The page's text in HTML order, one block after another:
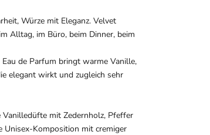
Würze mit Eleganz. Velvet
Alltag, im Büro, beim Dinner, beim
de Parfum bringt warme Vanille,
elegant wirkt und zugleich sehr
Vanilledüfte mit Zedernholz, Pfeffer
Unisex-Komposition mit cremiger